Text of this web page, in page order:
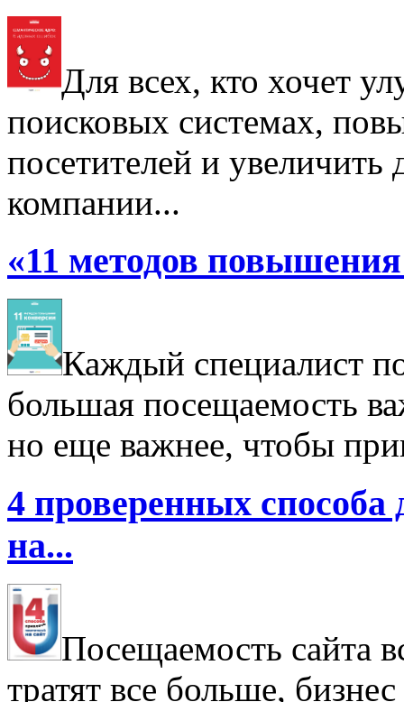
Для всех, кто хочет
поисковых системах,
посетителей и увеличить
компании...
«11 методов
Каждый специалист
большая посещаемость
но еще важнее, чтобы
4 проверенных
на...
Посещаемость сайта
тратят все больше,